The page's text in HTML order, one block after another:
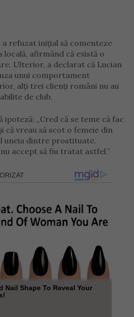
refuzat inițial să comenteze
afirmând că există o
Ulterior, a declarat că Lucian
unui comportament
alți trei clienți români nu au
de club.
ipoteză: „Cred că se teme că fac
vreau să scot o femeie din
uneia dintre prostituate.
accept să fiu tratat astfel.”